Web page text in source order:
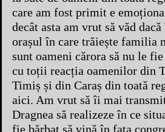
care am fost primit e
decât asta am vrut să văd
orașul în care trăiește familia
sunt oameni cărora să nu le
cu toții reacția oamenilor din
Timiș și din Caraș din toată
aici. Am vrut să îi mai
Dragnea să realizeze în ce
fie bărbat să vină în fața